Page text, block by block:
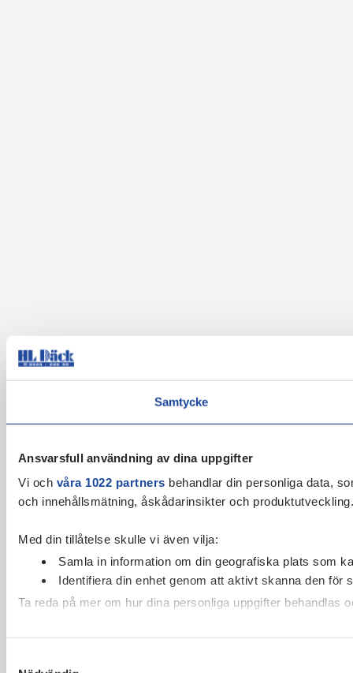
Samtycke
Ansvarsfull användning av dina uppgifter
Vi och våra 1022 partners behandlar din personliga data,
och innehållsmätning, åskådarinsikter och
Med din tillåtelse skulle vi även vilja:
Samla in information om din geografiska plats som
Identifiera din enhet genom att aktivt skanna den för
Ta reda på mer om hur dina personliga uppgifter behandlas
Vi använder enhetsidentifierare för att anpassa innehållet